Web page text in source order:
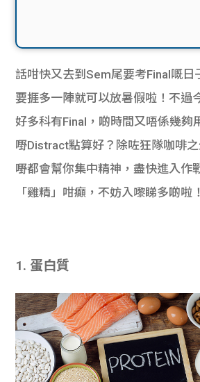
話咁快又去到Sem尾要考Final嘅日
要捱多一陣就可以放暑假啦！不過
好多科有Final，啲時間又唔係幾夠
嘢Distract點算好？除咗狂隊咖啡
嘢都會幫你集中精神，盡快進入作
「雞精」咁癲，不妨入嚟睇多啲啦！
1. 蛋白質